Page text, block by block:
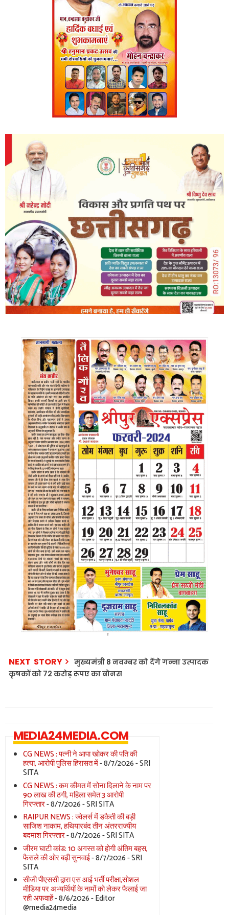
NEXT STORY
मुख्यमंत्री 8 नवम्बर को देंगे गन्ना उत्पादक
कृषकों को 72 करोड़ रूपए का बोनस
MEDIA24MEDIA.COM
CG NEWS : पत्नी ने आपा खोकर की पति की
हत्या, आरोपी पुलिस हिरासत में- 8/7/2026- SRI
SITA
CG NEWS : कम कीमत में सोना दिलाने के नाम पर
90 लाख की ठगी, महिला समेत 3 आरोपी
गिरफ्तार- 8/7/2026- SRI SITA
RAIPUR NEWS : ज्वेलर्स में डकैती की बड़ी
साजिश नाकाम, हथियारबंद तीन अंतरराज्यीय
बदमाश गिरफ्तार- 8/7/2026- SRI SITA
जीरम घाटी कांड: 10 अगस्त को होगी अंतिम बहस,
फैसले की ओर बढ़ी सुनवाई- 8/7/2026- SRI
SITA
सीजी पीएससी द्वारा एस आई भर्ती परीक्षा,सोशल
मीडिया पर अभ्यर्थियों के नामों को लेकर फैलाई जा
रही अफवाहें- 8/6/2026- Editor
@media24media